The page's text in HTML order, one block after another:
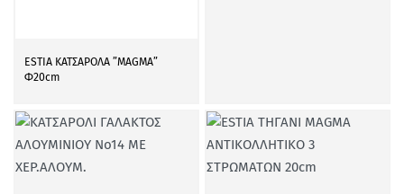
ESTIA ΚΑΤΣΑΡΟΛΑ ”MAGMA”
Φ20cm